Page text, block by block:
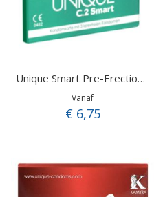
Unique Smart Pre-Erection Condom
Vanaf
€ 6,75